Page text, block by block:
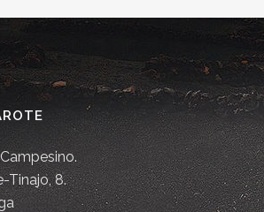
Tinajo, 8.